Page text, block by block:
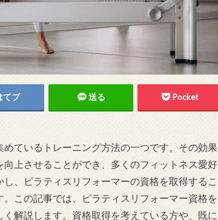
てブ 送る Pocket
ているトレーニング方法の一つです。その効果
上させることができ、多くのフィットネス愛好
、ピラティスリフォーマーの資格を取得するこ
この記事では、ピラティスリフォーマー資格を
解説します。資格取得を考えている方や、既に